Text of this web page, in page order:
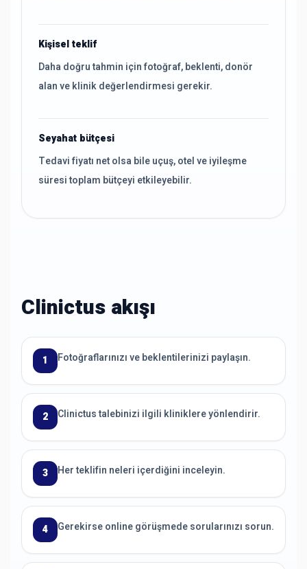
Kişisel teklif
Daha doğru tahmin için fotoğraf, beklenti, donör
alan ve klinik değerlendirmesi gerekir.
Seyahat bütçesi
Tedavi fiyatı net olsa bile uçuş, otel ve iyileşme
süresi toplam bütçeyi etkileyebilir.
Clinictus akışı
1 Fotoğraflarınızı ve beklentilerinizi paylaşın.
2 Clinictus talebinizi ilgili kliniklere yönlendirir.
3 Her teklifin neleri içerdiğini inceleyin.
4 Gerekirse online görüşmede sorularınızı sorun.